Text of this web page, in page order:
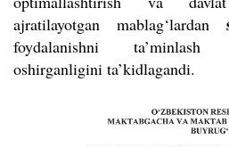
ajratilayotgan mablag‘lardan
foydalanishni ta’minlash
oshirganligini ta’kidlagandi.